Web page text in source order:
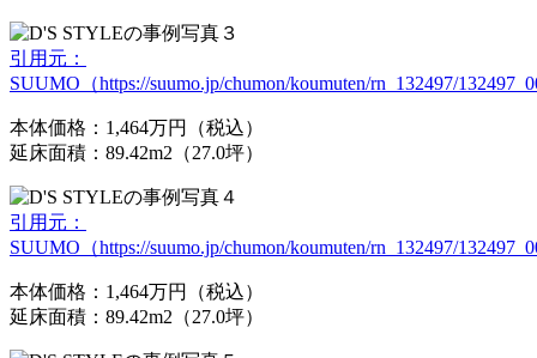
引用元：
SUUMO（https://suumo.jp/chumon/koumuten/rn_132497/
本体価格：1,464万円（税込）
延床面積：89.42m2（27.0坪）
引用元：
SUUMO（https://suumo.jp/chumon/koumuten/rn_132497/
本体価格：1,464万円（税込）
延床面積：89.42m2（27.0坪）